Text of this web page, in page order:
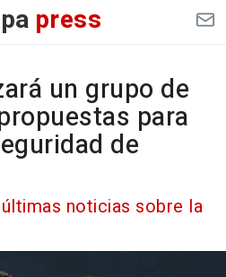
press
un grupo de
para
de
noticias sobre la